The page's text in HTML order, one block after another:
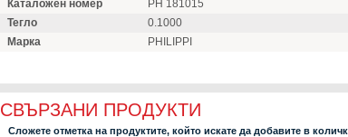
Каталожен номер
PH 181015
Тегло
0.1000
Марка
PHILIPPI
СВЪРЗАНИ ПРОДУКТИ
Сложете отметка на продуктите, който искате да добавите в